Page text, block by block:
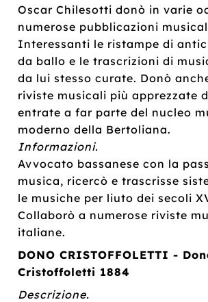
Oscar Chilesotti donò in varie
numerose pubblicazioni
Interessanti le ristampe di
da ballo e le trascrizioni di
da lui stesso curate. Donò
riviste musicali più apprezzate
entrate a far parte del nucleo
moderno della Bertoliana.
Informazioni.
Avvocato bassanese con la
musica, ricercò e trascrisse
le musiche per liuto dei secoli
Collaborò a numerose riviste
italiane.
DONO CRISTOFFOLETTI -
Cristoffoletti 1884
Descrizione.